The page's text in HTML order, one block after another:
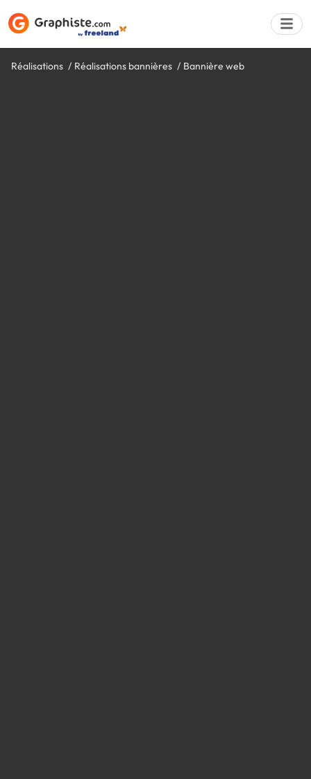
Réalisations Réalisations bannières Bannière web